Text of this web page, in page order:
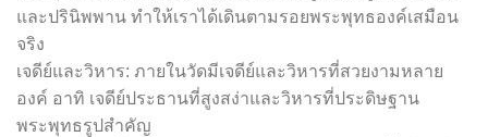
และปรินิพพาน ทำให้เราได้เดินตามรอยพระพุทธองค์เสมือน
จริง
เจดีย์และวิหาร: ภายในวัดมีเจดีย์และวิหารที่สวยงามหลาย
องค์ อาทิ เจดีย์ประธานที่สูงสง่าและวิหารที่ประดิษฐาน
พระพุทธรูปสำคัญ